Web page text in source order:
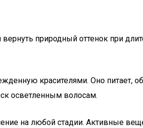
природный оттенок при
красителями. Оно питает,
осветленным волосам.
на любой стадии. Активные